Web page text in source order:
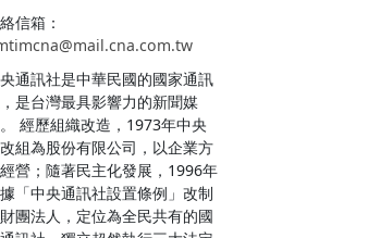
信箱：
通訊社是中華民國的國家通訊
是台灣最具影響力的新聞媒
經歷組織改造，1973年中央
組為股份有限公司，以企業方
營；隨著民主化發展，1996年
「中央通訊社設置條例」改制
團法人，定位為全民共有的國